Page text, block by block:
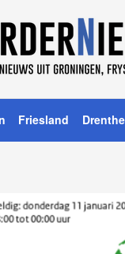
Friesland Drenthe